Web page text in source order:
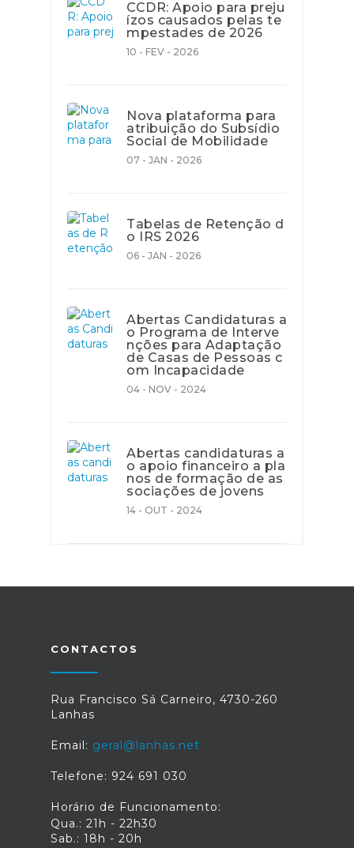
CCDR: Apoio para preju
ízos causados pelas te
mpestades de 2026
10 - FEV - 2026
Nova plataforma para
atribuição do Subsídio
Social de Mobilidade
07 - JAN - 2026
Tabelas de Retenção d
o IRS 2026
06 - JAN - 2026
Abertas Candidaturas a
o Programa de Interve
nções para Adaptação
de Casas de Pessoas c
om Incapacidade
04 - NOV - 2024
Abertas candidaturas a
o apoio financeiro a pla
nos de formação de as
sociações de jovens
14 - OUT - 2024
CONTACTOS
Rua Francisco Sá Carneiro, 4730-260
Lanhas
Email: geral@lanhas.net
Telefone: 924 691 030
Horário de Funcionamento:
Qua.: 21h - 22h30
Sab.: 18h - 20h